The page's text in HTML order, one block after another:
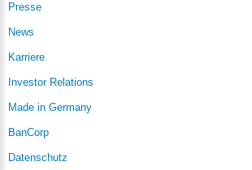
Presse
News
Karriere
Investor Relations
Made in Germany
BanCorp
Datenschutz